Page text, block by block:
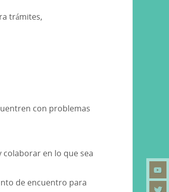
trámites,
con problemas
en lo que sea
de encuentro para